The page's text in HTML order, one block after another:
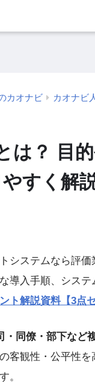
カオナビ カオナビ
は？ 目
すく解
システムなら評価
導入手順、シス
ト解説資料【3点
・同僚・部下など
客観性・公平性
。